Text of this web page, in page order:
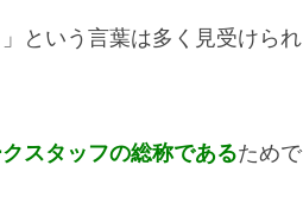
という言葉は多く見受けられ
スタッフの総称であるためで